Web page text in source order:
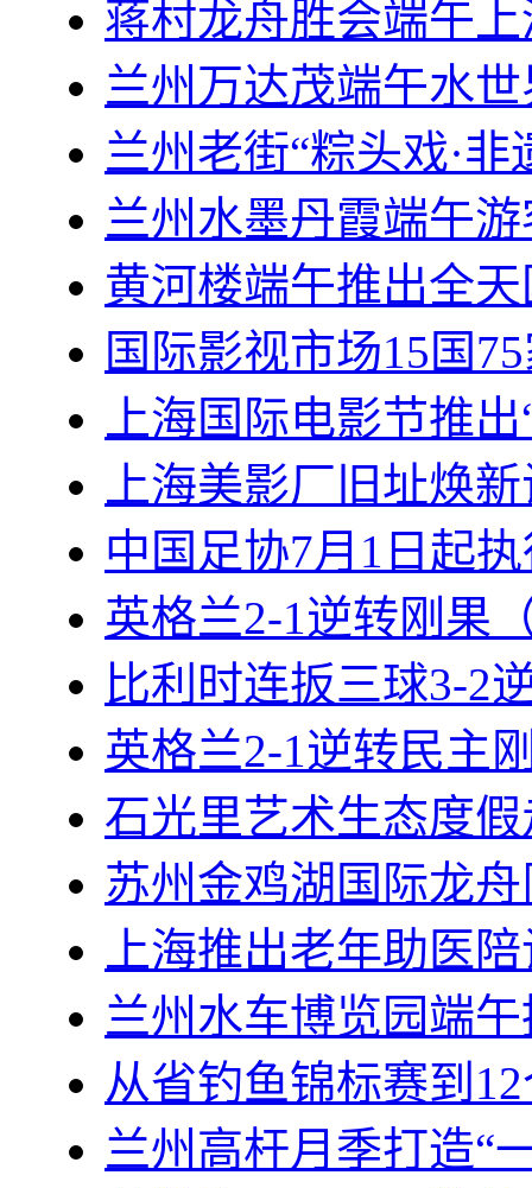
蒋村龙舟胜会端午
兰州万达茂端午水
兰州老街“粽头戏·
兰州水墨丹霞端午
黄河楼端午推出全
国际影视市场15国
上海国际电影节推
上海美影厂旧址焕
中国足协7月1日起
英格兰2-1逆转刚果
比利时连扳三球3-2
英格兰2-1逆转民主
石光里艺术生态度
苏州金鸡湖国际龙
上海推出老年助医
兰州水车博览园端
从省钓鱼锦标赛到
兰州高杆月季打造“